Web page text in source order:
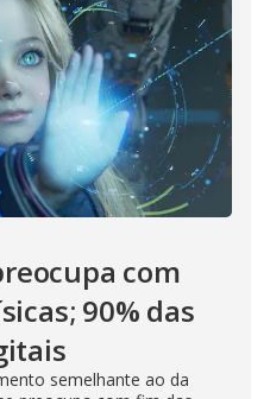
com
90% das
semelhante ao da